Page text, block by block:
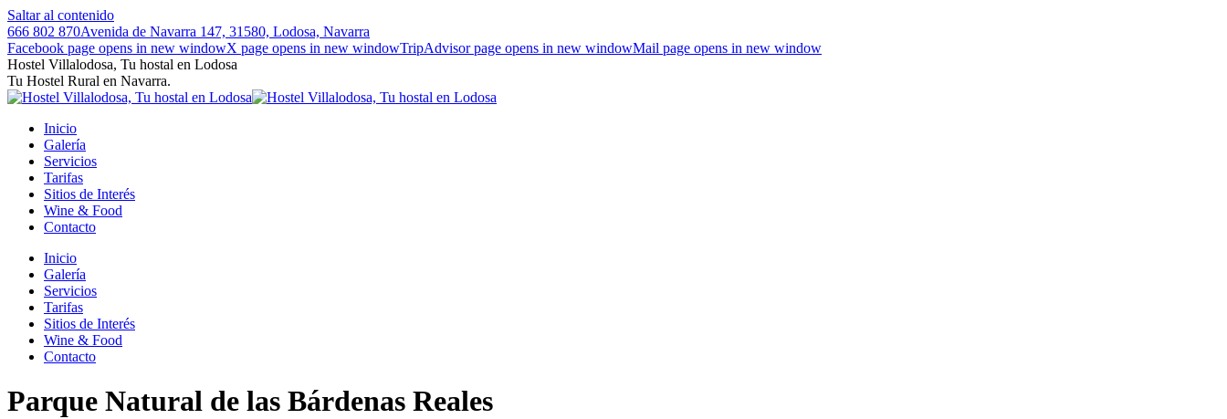
Saltar al contenido
666 802 870Avenida de Navarra 147, 31580, Lodosa, Navarra
Facebook page opens in new windowX page opens in new windowTripAdvisor page opens in new windowMail page opens in new window
Hostel Villalodosa, Tu hostal en Lodosa
Tu Hostel Rural en Navarra.
Inicio
Galería
Servicios
Tarifas
Sitios de Interés
Wine & Food
Contacto
Inicio
Galería
Servicios
Tarifas
Sitios de Interés
Wine & Food
Contacto
Parque Natural de las Bárdenas Reales